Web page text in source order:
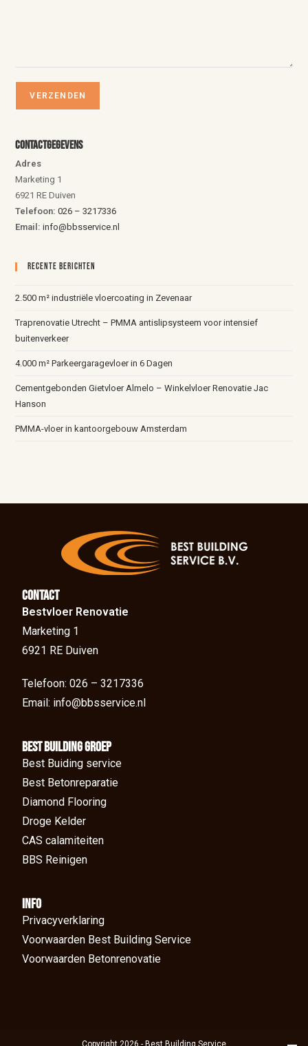
Contactgegevens
Adres
Marketing 1
6921 RE Duiven
Telefoon:026 – 3217336
Email: info@bbsservice.nl
Recente Berichten
2.500 m² industriële vloercoating in Zevenaar
Traprenovatie Utrecht – PMMA antislipsysteem voor intensief
buitenverkeer
4.000 m² Parkeergaragevloer in 6 Dagen
Cementgebonden Gietvloer Almelo – Winkelvloer Renovatie Jac
Hanson
PMMA-vloer in kantoorgebouw Amsterdam
Contact
Bestvloer Renovatie
Marketing 1
6921 RE Duiven
Telefoon: 026 – 3217336
Email: info@bbsservice.nl
BEst Building groep
Best Buiding service
Best Betonreparatie
Diamond Flooring
Droge Kelder
CAS calamiteiten
BBS Reinigen
Info
Privacyverklaring
Voorwaarden Best Building Service
Voorwaarden Betonrenovatie